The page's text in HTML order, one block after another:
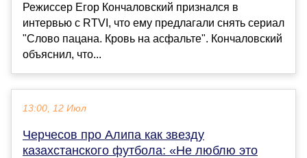
Режиссер Егор Кончаловский признался в
интервью с RTVI, что ему предлагали снять сериал
"Слово пацана. Кровь на асфальте". Кончаловский
объяснил, что...
13:00, 12 Июл
Черчесов про Алипа как звезду
казахстанского футбола: «Не люблю это